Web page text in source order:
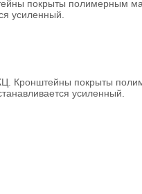
покрыты полимерным
усиленный.
Кронштейны покрыты
усиленный.